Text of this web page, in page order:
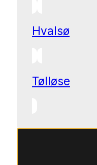
Hvalsø
Tølløse